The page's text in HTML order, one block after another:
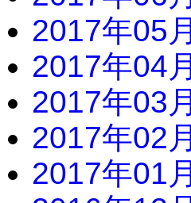
2017年05月
2017年04月
2017年03月
2017年02月
2017年01月